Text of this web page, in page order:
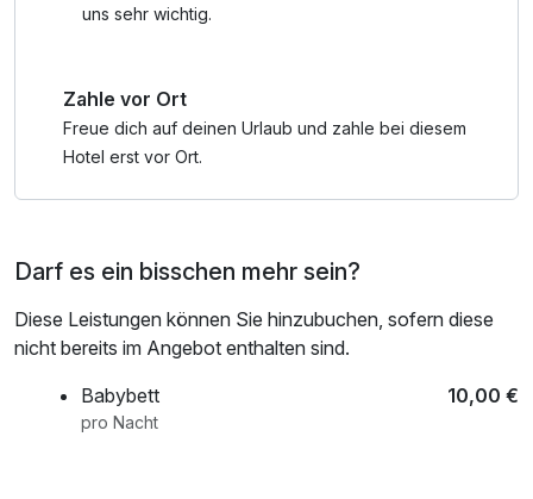
einige der schönsten Weihnachtsmärkte des Bayerischen
gebackenen Lebkuchen und lassen Sie sich von
traditionellem Kunsthandwerk inspirieren.
uns sehr wichtig.
Zahle vor Ort
Freue dich auf deinen Urlaub und zahle bei diesem
Hotel erst vor Ort.
Darf es ein bisschen mehr sein?
Diese Leistungen können Sie hinzubuchen, sofern diese
nicht bereits im Angebot enthalten sind.
Babybett
10,00 €
pro Nacht